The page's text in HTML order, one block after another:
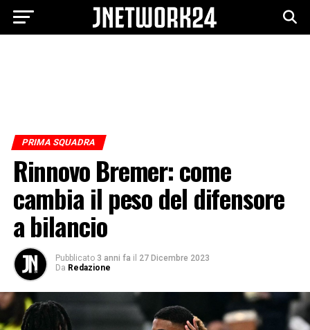
PRIMA SQUADRA
Rinnovo Bremer: come
cambia il peso del difensore
a bilancio
Pubblicato 3 anni fa il 27 Dicembre 2023
Da Redazione